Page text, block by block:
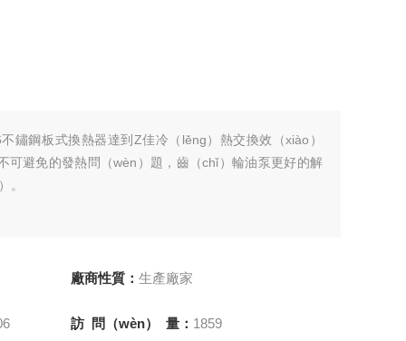
鏽鋼板式換熱器達到Z佳冷（lěng）熱交換效（xiào）
可避免的發熱問（wèn）題，齒（chǐ）輪油泵更好的解
。
廠商性質： 生產廠家
訪 問（wèn） 量： 1859